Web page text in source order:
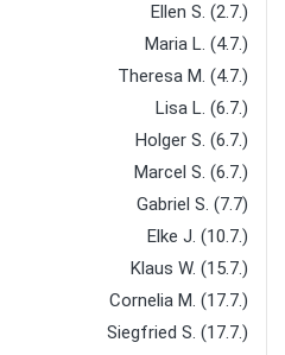
Ellen S. (2.7.)
Maria L. (4.7.)
Theresa M. (4.7.)
Lisa L. (6.7.)
Holger S. (6.7.)
Marcel S. (6.7.)
Gabriel S. (7.7)
Elke J. (10.7.)
Klaus W. (15.7.)
Cornelia M. (17.7.)
Siegfried S. (17.7.)